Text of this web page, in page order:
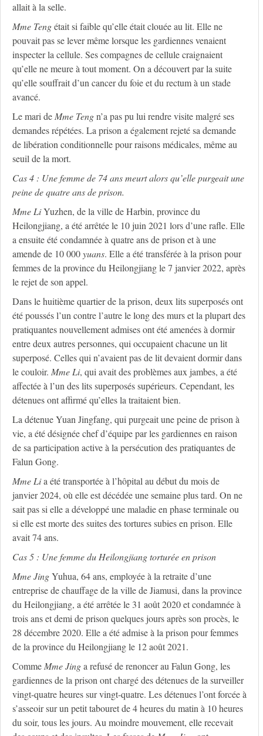
allait à la selle.
Mme Tengétait si faible qu’elle était clouée au lit. Elle ne
pouvait pas se lever même lorsque les gardiennes venaient
inspecter la cellule. Ses compagnes de cellule craignaient
qu’elle ne meure à tout moment. On a découvert par la suite
qu’elle souffrait d’un cancer du foie et du rectum à un stade
avancé.
Le mari deMme Tengn’a pas pu lui rendre visite malgré ses
demandes répétées. La prison a également rejeté sa demande
de libération conditionnelle pour raisons médicales, même au
seuil de la mort.
Cas 4 : Une femme de 74 ans meurt alors qu’elle purgeait une
peine de quatre ans de prison.
MmeLiYuzhen, de la ville de Harbin, province du
Heilongjiang, a été arrêtée le 10 juin 2021 lors d’une rafle. Elle
a ensuite été condamnée à quatre ans de prison et à une
amende de 10 000yuans. Elle a été transférée à la prison pour
femmes de la province du Heilongjiang le 7 janvier 2022, après
le rejet de son appel.
Dans le huitième quartier de la prison, deux lits superposés ont
été poussés l’un contre l’autre le long des murs et la plupart des
pratiquantes nouvellement admises ont été amenées à dormir
entre deux autres personnes, qui occupaient chacune un lit
superposé. Celles qui n’avaient pas de lit devaient dormir dans
le couloir. MmeLi, qui avait des problèmes aux jambes, a été
affectée à l’un des lits superposés supérieurs. Cependant, les
détenues ont affirmé qu’elles la traitaient bien.
La détenue Yuan Jingfang, qui purgeait une peine de prison à
vie, a été désignée chef d’équipe par les gardiennes en raison
de sa participation active à la persécution des pratiquantes de
Falun Gong.
MmeLia été transportée à l’hôpital au début du mois de
janvier 2024, où elle est décédée une semaine plus tard. On ne
sait pas si elle a développé une maladie en phase terminale ou
si elle est morte des suites des tortures subies en prison. Elle
avait 74 ans.
Cas 5 : Une femme du Heilongjiang torturée en prison
MmeJingYuhua, 64 ans, employée à la retraite d’une
entreprise de chauffage de la ville de Jiamusi, dans la province
du Heilongjiang, a été arrêtée le 31 août 2020 et condamnée à
trois ans et demi de prison quelques jours après son procès, le
28 décembre 2020. Elle a été admise à la prison pour femmes
de la province du Heilongjiang le 12 août 2021.
CommeMmeJinga refusé de renoncer au Falun Gong, les
gardiennes de la prison ont chargé des détenues de la surveiller
vingt-quatre heures sur vingt-quatre. Les détenues l’ont forcée à
s’asseoir sur un petit tabouret de 4 heures du matin à 10 heures
du soir, tous les jours. Au moindre mouvement, elle recevait